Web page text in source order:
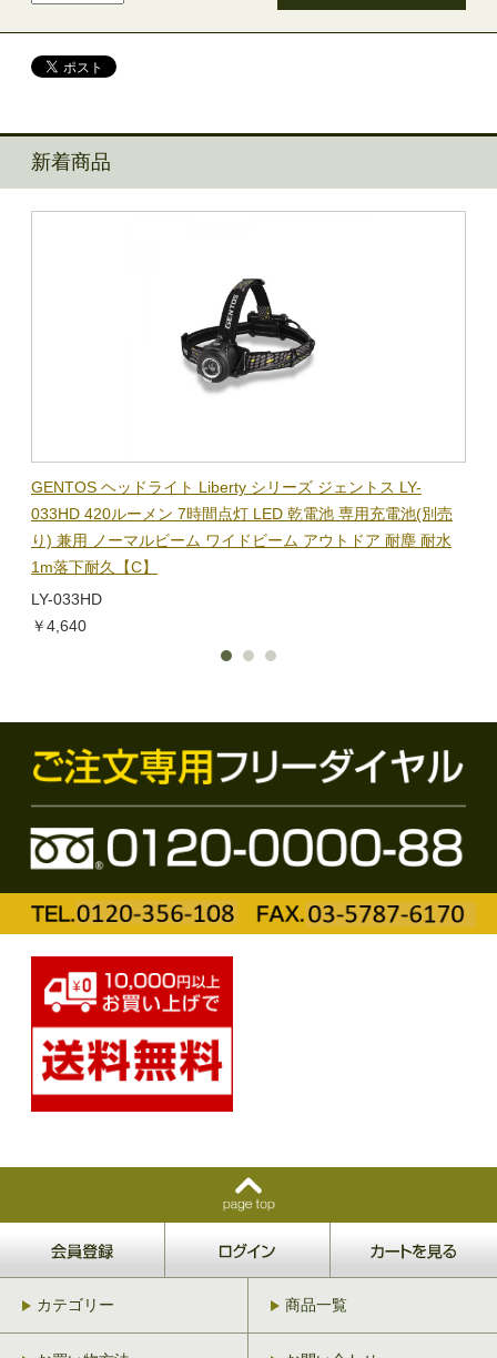
新着商品
GENTOS ヘッドライト Liberty シリーズ ジェントス LY-
033HD 420ルーメン 7時間点灯 LED 乾電池 専用充電池(別売
り) 兼用 ノーマルビーム ワイドビーム アウトドア 耐塵 耐水
1m落下耐久【C】
LY-033HD
￥4,640
カテゴリー 商品一覧